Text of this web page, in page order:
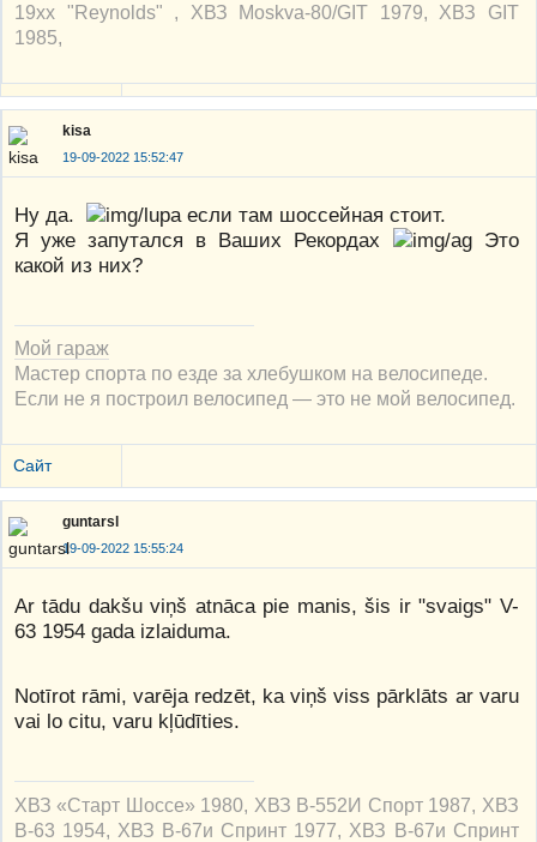
19xx "Reynolds" , ХВЗ Moskva-80/GIT 1979, ХВЗ GIT
1985,
kisa
19-09-2022 15:52:47
Ну да.
если там шоссейная стоит.
Я уже запутался в Ваших Рекордах
Это
какой из них?
Мой гараж
Мастер спорта по езде за хлебушком на велосипеде.
Если не я построил велосипед — это не мой велосипед.
Сайт
guntarsl
19-09-2022 15:55:24
Ar tādu dakšu viņš atnāca pie manis, šis ir "svaigs" V-
63 1954 gada izlaiduma.
Notīrot rāmi, varēja redzēt, ka viņš viss pārklāts ar varu
vai lo citu, varu kļūdīties.
ХВЗ «Старт Шоссе» 1980, ХВЗ В-552И Спорт 1987, ХВЗ
В-63 1954, ХВЗ В-67и Спринт 1977, ХВЗ В-67и Спринт